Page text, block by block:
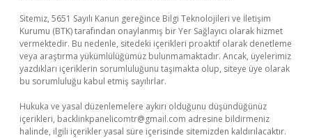
Sitemiz, 5651 Sayılı Kanun gereğince Bilgi Teknolojileri ve İletişim
Kurumu (BTK) tarafından onaylanmış bir Yer Sağlayıcı olarak hizmet
vermektedir. Bu nedenle, sitedeki içerikleri proaktif olarak denetleme
veya araştırma yükümlülüğümüz bulunmamaktadır. Ancak, üyelerimiz
yazdıkları içeriklerin sorumluluğunu taşımakta olup, siteye üye olarak
bu sorumluluğu kabul etmiş sayılırlar.
Hukuka ve yasal düzenlemelere aykırı olduğunu düşündüğünüz
içerikleri, backlinkpanelicomtr@gmail.com adresine bildirmeniz
halinde, ilgili içerikler yasal süre içerisinde sitemizden kaldırılacaktır.